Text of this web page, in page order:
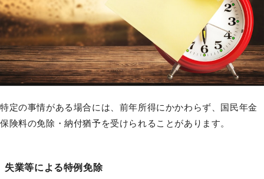
特定の事情がある場合には、前年所得にかかわらず、国民年金
保険料の免除・納付猶予を受けられることがあります。
失業等による特例免除